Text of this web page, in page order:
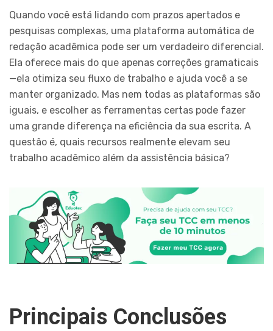
Quando você está lidando com prazos apertados e
pesquisas complexas, uma plataforma automática de
redação acadêmica pode ser um verdadeiro diferencial.
Ela oferece mais do que apenas correções gramaticais
—ela otimiza seu fluxo de trabalho e ajuda você a se
manter organizado. Mas nem todas as plataformas são
iguais, e escolher as ferramentas certas pode fazer
uma grande diferença na eficiência da sua escrita. A
questão é, quais recursos realmente elevam seu
trabalho acadêmico além da assistência básica?
Principais Conclusões